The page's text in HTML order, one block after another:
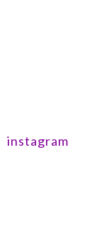
instagram